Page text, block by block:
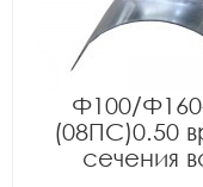
Ф100/
(08ПС)0.50
сечения